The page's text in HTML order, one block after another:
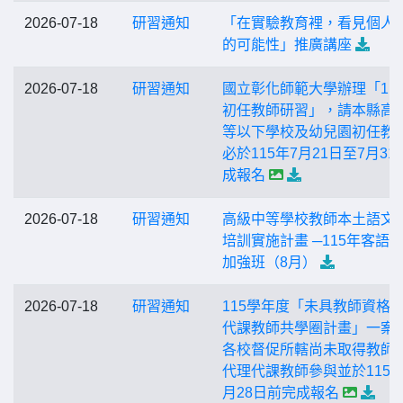
2026-07-18 研習通知
「在實驗教育裡，看見個人
的可能性」推廣講座
2026-07-18 研習通知
國立彰化師範大學辦理「
初任教師研習」，請本縣高
等以下學校及幼兒園初任教
必於115年7月21日至7月31
成報名
2026-07-18 研習通知
高級中等學校教師本土語文
培訓實施計畫 ─115年客語
加強班（8月）
2026-07-18 研習通知
115學年度「未具教師資格
代課教師共學圈計畫」一案
各校督促所轄尚未取得教師
代理代課教師參與並於115
月28日前完成報名